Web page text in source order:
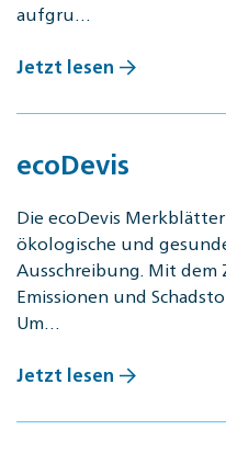
aufgru…
Jetzt lesen
ecoDevis
Die ecoDevis
ökologische und
Ausschreibung. Mit dem
Emissionen und
Um…
Jetzt lesen